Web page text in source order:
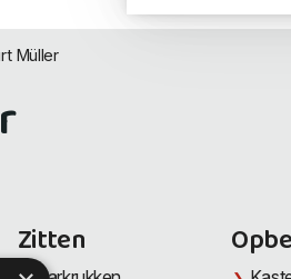
Müller
Zitten